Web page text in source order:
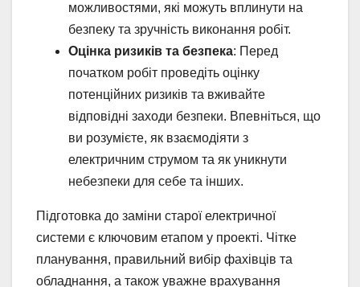
можливостями, які можуть вплинути на
безпеку та зручність виконання робіт.
Оцінка ризиків та безпека: Перед
початком робіт проведіть оцінку
потенційних ризиків та вживайте
відповідні заходи безпеки. Впевніться, що
ви розумієте, як взаємодіяти з
електричним струмом та як уникнути
небезпеки для себе та інших.
Підготовка до заміни старої електричної
системи є ключовим етапом у проекті. Чітке
планування, правильний вибір фахівців та
обладнання, а також уважне врахування